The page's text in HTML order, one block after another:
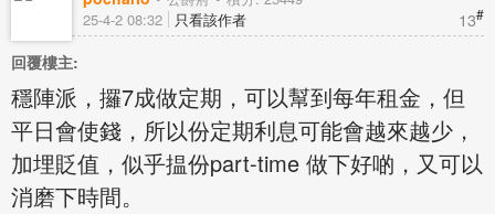
13#
25-4-2 08:32 只看該作者
回覆樓主:
穩陣派，攞7成做定期，可以幫到每年租金，但
平日會使錢，所以份定期利息可能會越來越少，
加埋貶值，似乎揾份part-time 做下好啲，又可以
消磨下時間。